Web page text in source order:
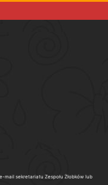
mail sekretariatu Zespołu Żłobków lub